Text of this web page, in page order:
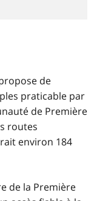
de
praticable par
de Première
routes
environ 184
de la Première